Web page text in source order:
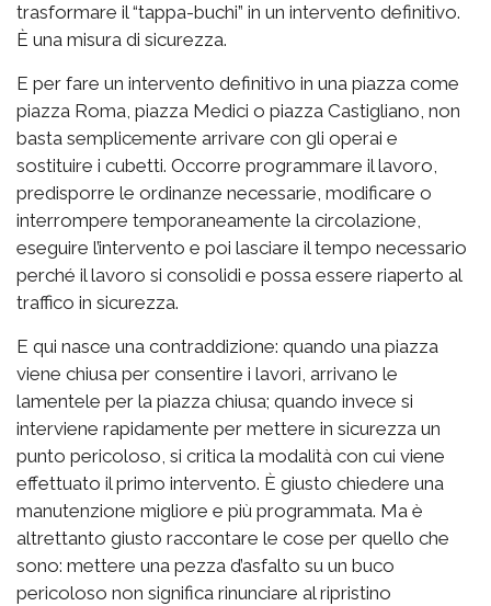
trasformare il “tappa-buchi” in un intervento definitivo.
È una misura di sicurezza.
E per fare un intervento definitivo in una piazza come
piazza Roma, piazza Medici o piazza Castigliano, non
basta semplicemente arrivare con gli operai e
sostituire i cubetti. Occorre programmare il lavoro,
predisporre le ordinanze necessarie, modificare o
interrompere temporaneamente la circolazione,
eseguire l’intervento e poi lasciare il tempo necessario
perché il lavoro si consolidi e possa essere riaperto al
traffico in sicurezza.
E qui nasce una contraddizione: quando una piazza
viene chiusa per consentire i lavori, arrivano le
lamentele per la piazza chiusa; quando invece si
interviene rapidamente per mettere in sicurezza un
punto pericoloso, si critica la modalità con cui viene
effettuato il primo intervento. È giusto chiedere una
manutenzione migliore e più programmata. Ma è
altrettanto giusto raccontare le cose per quello che
sono: mettere una pezza d’asfalto su un buco
pericoloso non significa rinunciare al ripristino